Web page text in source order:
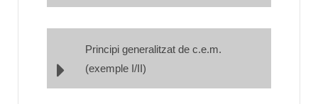
Principi generalitzat de c.e.m.
(exemple I/II)